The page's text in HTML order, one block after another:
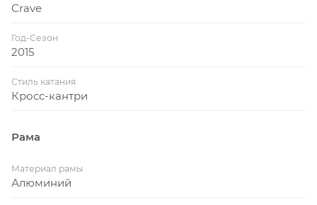
Crave
Год-Сезон
2015
Стиль катания
Кросс-кантри
Рама
Материал рамы
Алюминий